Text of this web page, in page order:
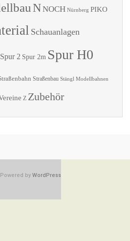
NNOCH Nürnberg PIKO
Schauanlagen
Spur 2 Spur 2m Spur H0
Straßenbau Stängl Modellbahnen
Z Zubehör
by WordPress